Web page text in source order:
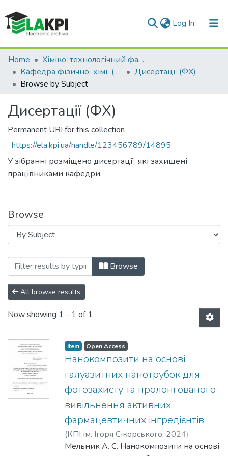
Log In (current)
Communities & Collections
All of DSpace
Home
Хіміко-технологічний факультет (ХТФ)
Кафедра фізичної хімії (ФХ)
Дисертації (ФХ)
Browse by Subject
Дисертації (ФХ)
Permanent URI for this collection
https://ela.kpi.ua/handle/123456789/14895
У зібранні розміщено дисертації, які захищені
працівниками кафедри.
Browse
Browsing Дисертації (ФХ) by Subject
Browse
All browse results
Now showing 1 - 1 of 1
Item Open Access
Нанокомпозити на основі
галуазитних нанотрубок для
фотозахисту та пролонгованого
вивільнення активних
фармацевтичних інгредієнтів
(КПІ ім. Ігоря Сікорського, 2024)
Мельник, Андрій Сергійович;
Мельник А. С. Нанокомпозити на основі